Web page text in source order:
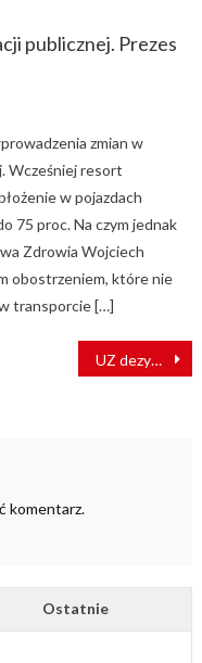
publicznej. Prezes
zmian w
Wcześniej resort
w pojazdach
75 proc. Na czym jednak
Zdrowia Wojciech
obostrzeniem, które nie
transporcie […]
UZ dezynfekują pociąg, którym podróżowała Chinka z podejrzeniem koronawirusa
komentarz.
Ostatnie